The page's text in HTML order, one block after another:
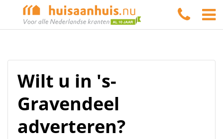
Wilt u in 's-
Gravendeel
adverteren?